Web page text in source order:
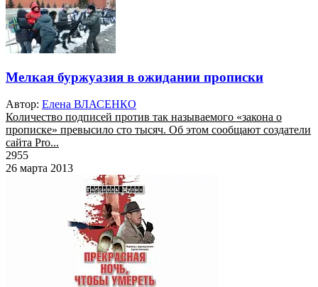
Мелкая буржуазия в ожидании прописки
Автор: Елена ВЛАСЕНКО
Количество подписей против так называемого «закона о
прописке» превысило сто тысяч. Об этом сообщают создатели
сайта Pro...
2955
26 марта 2013